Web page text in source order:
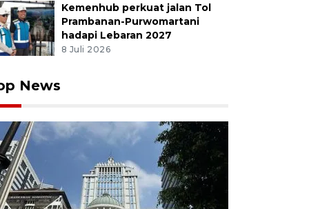
Kemenhub perkuat jalan Tol
Prambanan-Purwomartani
hadapi Lebaran 2027
8 Juli 2026
News